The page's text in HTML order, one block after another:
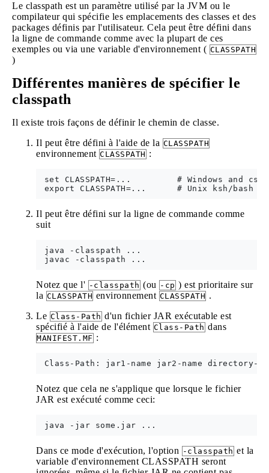
Le classpath est un paramètre utilisé par la JVM ou le
compilateur qui spécifie les emplacements des classes et des
packages définis par l'utilisateur. Cela peut être défini dans
la ligne de commande comme avec la plupart de ces
exemples ou via une variable d'environnement ( CLASSPATH
)
Différentes manières de spécifier le
classpath
Il existe trois façons de définir le chemin de classe.
Il peut être défini à l'aide de la CLASSPATH
environnement CLASSPATH :
set CLASSPATH=...         # Windows and csh
Il peut être défini sur la ligne de commande comme
suit
java -classpath ...
Notez que l' -classpath (ou -cp ) est prioritaire sur
la CLASSPATH environnement CLASSPATH .
Le Class-Path d'un fichier JAR exécutable est
spécifié à l'aide de l'élément Class-Path dans
MANIFEST.MF :
Notez que cela ne s'applique que lorsque le fichier
JAR est exécuté comme ceci:
Dans ce mode d'exécution, l'option -classpath et la
variable d'environnement CLASSPATH seront